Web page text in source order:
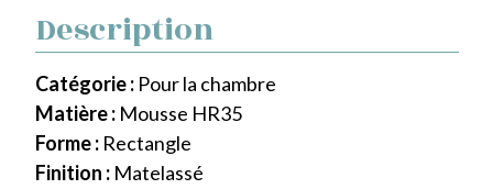
Description
Catégorie : Pour la chambre
Matière : Mousse HR35
Forme : Rectangle
Finition : Matelassé